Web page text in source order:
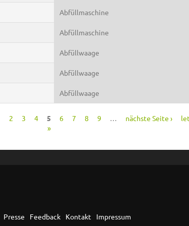
Abfüllmaschine
Abfüllmaschine
Abfüllwaage
Abfüllwaage
Abfüllwaage
2 3 4 5 6 7 8 9 nächste Seite ›
»
Presse Feedback Kontakt Impressum